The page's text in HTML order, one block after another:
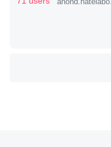
ちぼちRingも置こう